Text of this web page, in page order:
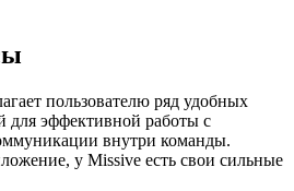
пользователю ряд удобных
для эффективной работы с
внутри команды.
у Missive есть свои сильные